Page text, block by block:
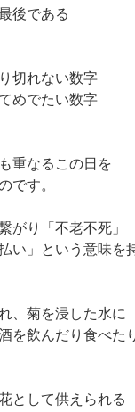
後である
切れない数字
めでたい数字
重なるこの日を
です。
がり「不老不死」
い」という意味を
、菊を浸した水に
を飲んだり食べた
として供えられる